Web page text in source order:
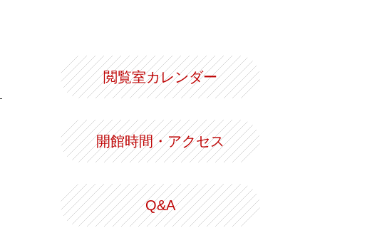
閲覧室カレンダー
開館時間・アクセス
Q&A